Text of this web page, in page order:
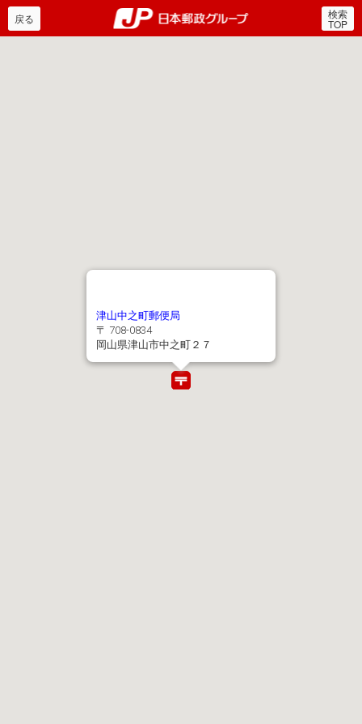
郵便局・日本郵政グルー
戻る 検索
TOP
津山中之町郵便局
〒 708-0834
岡山県津山市中之町２７